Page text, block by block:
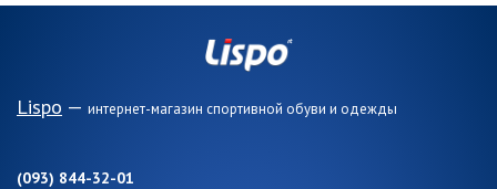
Lispo — интернет-магазин спортивной обуви и одежды
(093) 844-32-01